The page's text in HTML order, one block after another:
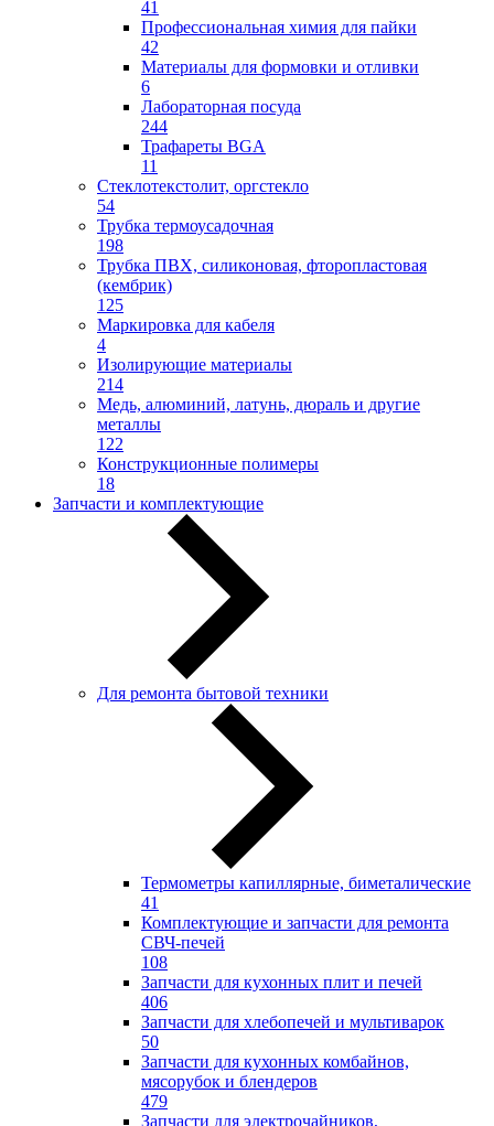
41
Профессиональная химия для пайки
42
Материалы для формовки и отливки
6
Лабораторная посуда
244
Трафареты BGA
11
Стеклотекстолит, оргстекло
54
Трубка термоусадочная
198
Трубка ПВХ, силиконовая, фторопластовая
(кембрик)
125
Маркировка для кабеля
4
Изолирующие материалы
214
Медь, алюминий, латунь, дюраль и другие
металлы
122
Конструкционные полимеры
18
Запчасти и комплектующие
Для ремонта бытовой техники
Термометры капиллярные, биметалические
41
Комплектующие и запчасти для ремонта
СВЧ-печей
108
Запчасти для кухонных плит и печей
406
Запчасти для хлебопечей и мультиварок
50
Запчасти для кухонных комбайнов,
мясорубок и блендеров
479
Запчасти для электрочайников,